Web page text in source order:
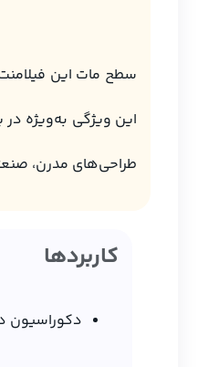
سطح مات این
این ویژگی به‌ویژه
طراحی‌های مدرن،
کاربردها
دکوراسیون